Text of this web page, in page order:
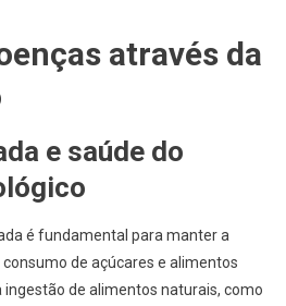
através da
e saúde do
é fundamental para manter a
de açúcares e alimentos
de alimentos naturais, como